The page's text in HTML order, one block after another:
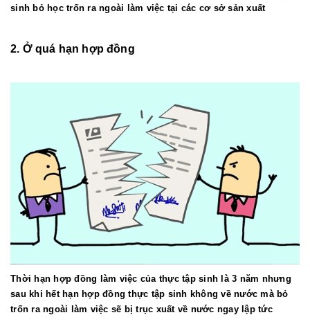
sinh bỏ học trốn ra ngoài làm việc tại các cơ sở sản xuất
2. Ở quá hạn hợp đồng
Thời hạn hợp đồng làm việc của thực tập sinh là 3 năm nhưng
sau khi hết hạn hợp đồng thực tập sinh không về nước mà bỏ
trốn ra ngoài làm việc sẽ bị trục xuất về nước ngay lập tức